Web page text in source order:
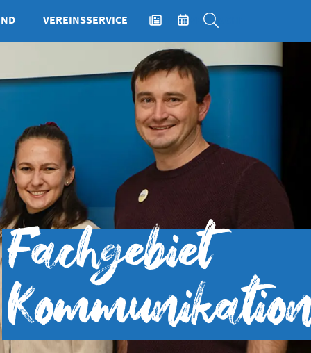
VEREINSSERVICE NEWSEVENTSSUCHE
Fachgebiet